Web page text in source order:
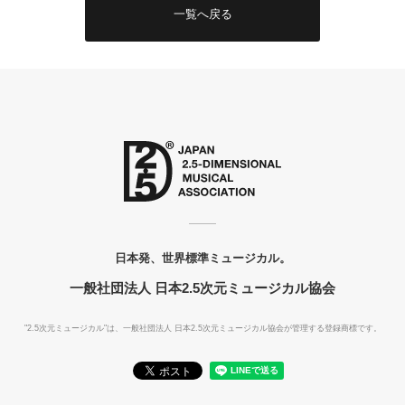
一覧へ戻る
日本発、世界標準ミュージカル。
一般社団法人 日本2.5次元ミュージカル協会
"2.5次元ミュージカル"は、一般社団法人 日本2.5次元ミュージカル協会が管理する登録商標です。